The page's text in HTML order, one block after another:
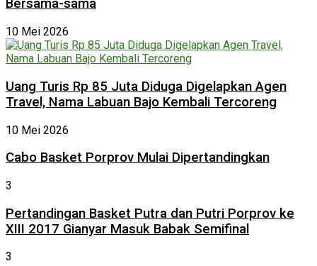
Bersama-sama
10 Mei 2026
Uang Turis Rp 85 Juta Diduga Digelapkan Agen
Travel, Nama Labuan Bajo Kembali Tercoreng
10 Mei 2026
Cabo Basket Porprov Mulai Dipertandingkan
3
Pertandingan Basket Putra dan Putri Porprov ke
XIII 2017 Gianyar Masuk Babak Semifinal
3